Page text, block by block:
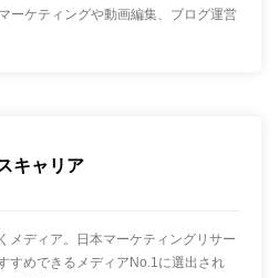
ーケティングや動画編集、ブログ運営
キャリア
メディア。日本マーケティングリサー
すめできるメディアNo.1に選出され